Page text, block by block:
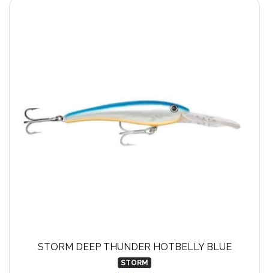
STORM DEEP THUNDER HOTBELLY BLUE
STORM